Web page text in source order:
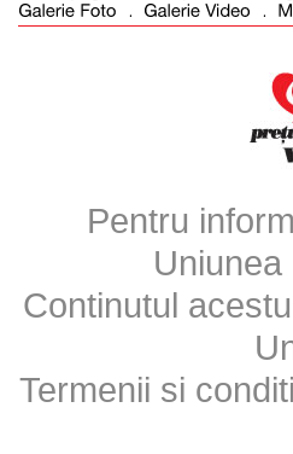
Pentru
Continutul
Termenii si